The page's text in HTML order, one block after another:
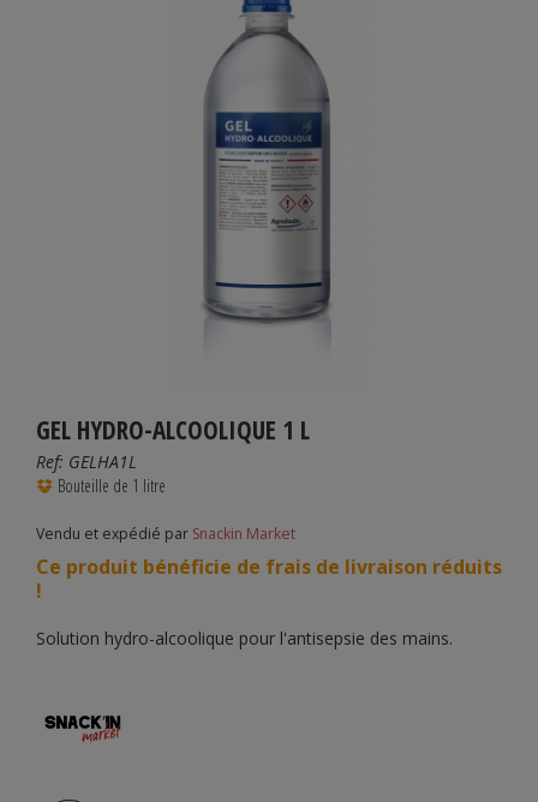
GEL HYDRO-ALCOOLIQUE 1 L
Ref: GELHA1L
Bouteille de 1 litre
Vendu et expédié par Snackin Market
Ce produit bénéficie de frais de livraison réduits
!
Solution hydro-alcoolique pour l'antisepsie des mains.